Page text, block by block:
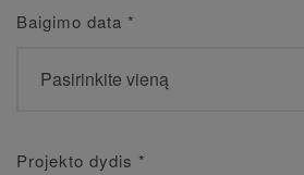
Baigimo data *
Projekto dydis *